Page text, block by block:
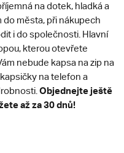
na dotek, hladká a
města, při nákupech
i do společnosti. Hlavní
kterou otevřete
nebude kapsa na zip na
na telefon a
Objednejte ještě
až za 30 dnů!